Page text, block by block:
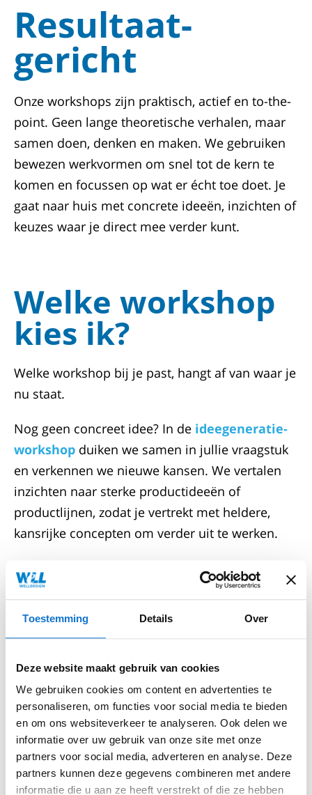
Toestemming Details Over
Deze website maakt gebruik van cookies
We gebruiken cookies om content en advertenties te
personaliseren, om functies voor social media te bieden
en om ons websiteverkeer te analyseren. Ook delen we
informatie over uw gebruik van onze site met onze
partners voor social media, adverteren en analyse. Deze
partners kunnen deze gegevens combineren met andere
informatie die u aan ze heeft verstrekt of die ze hebben
Resultaat-
gericht
Onze workshops zijn praktisch, actief en to-the-
point. Geen lange theoretische verhalen, maar
samen doen, denken en maken. We gebruiken
bewezen werkvormen om snel tot de kern te
komen en focussen op wat er écht toe doet. Je
gaat naar huis met concrete ideeën, inzichten of
keuzes waar je direct mee verder kunt.
Welke workshop
kies ik?
Welke workshop bij je past, hangt af van waar je
nu staat.
Nog geen concreet idee? In de ideegeneratie-
workshop duiken we samen in jullie vraagstuk
en verkennen we nieuwe kansen. We vertalen
inzichten naar sterke productideeën of
productlijnen, zodat je vertrekt met heldere,
kansrijke concepten om verder uit te werken.
Heb je al een product of een vergevorderd
prototype, maar zie je ruimte voor verbetering?
positionering en formuleren gerichte
verbeteringen die de kwaliteit, waarde en
impact versterken.
Twijfel je aan de technische of financiële
haalbaarheid van je idee? In de
haalbaarheidsanalyse onderzoeken we of je